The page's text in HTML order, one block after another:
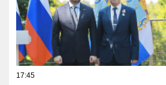
17:45